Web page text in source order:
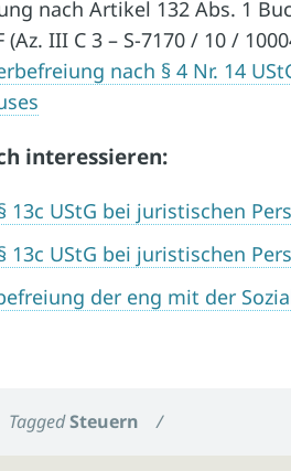
nach Artikel 132 Abs. 1
III C 3 – S-7170 / 10 /
nach § 4 Nr. 14
interessieren:
13c UStG bei juristischen
13c UStG bei juristischen
der eng mit der
TaggedSteuern /